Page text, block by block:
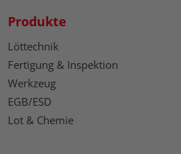
Produkte
Löttechnik
Fertigung & Inspektion
Werkzeug
EGB/ESD
Lot & Chemie